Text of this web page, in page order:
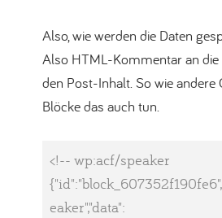
Also, wie werden die Daten
Also HTML-Kommentar an
den Post-Inhalt. So wie andere
Blöcke das auch tun.
<!-- wp:acf/speaker
eaker","data":